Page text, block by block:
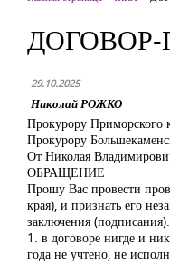
29.10.2025
Николай РОЖКО
Прокурору Приморского
Прокурору
От Николая
ОБРАЩЕНИЕ
Прошу Вас провести
края), и признать его
заключения
1. в договоре нигде и
года не учтено, не